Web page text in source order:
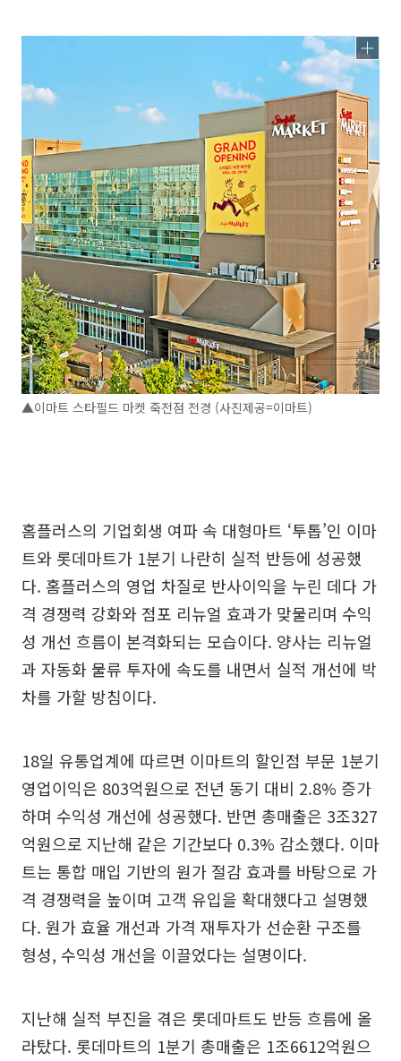
▲이마트 스타필드 마켓 죽전점 전경 (사진제공=이마트)
홈플러스의 기업회생 여파 속 대형마트 ‘투톱’인 이마
트와 롯데마트가 1분기 나란히 실적 반등에 성공했
다. 홈플러스의 영업 차질로 반사이익을 누린 데다 가
격 경쟁력 강화와 점포 리뉴얼 효과가 맞물리며 수익
성 개선 흐름이 본격화되는 모습이다. 양사는 리뉴얼
과 자동화 물류 투자에 속도를 내면서 실적 개선에 박
차를 가할 방침이다.
18일 유통업계에 따르면 이마트의 할인점 부문 1분기
영업이익은 803억원으로 전년 동기 대비 2.8% 증가
하며 수익성 개선에 성공했다. 반면 총매출은 3조327
억원으로 지난해 같은 기간보다 0.3% 감소했다. 이마
트는 통합 매입 기반의 원가 절감 효과를 바탕으로 가
격 경쟁력을 높이며 고객 유입을 확대했다고 설명했
다. 원가 효율 개선과 가격 재투자가 선순환 구조를
형성, 수익성 개선을 이끌었다는 설명이다.
지난해 실적 부진을 겪은 롯데마트도 반등 흐름에 올
라탔다. 롯데마트의 1분기 총매출은 1조6612억원으